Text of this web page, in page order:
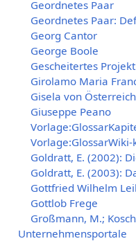
Geordnetes Paar
Geordnetes Paar:
Georg Cantor
George Boole
Gescheitertes Projekt
Girolamo Maria
Gisela von Österreich
Giuseppe Peano
Goldratt, E. (2002):
Goldratt, E. (2003):
Gottfried Wilhelm
Gottlob Frege
Großmann, M.;
Unternehmensportale